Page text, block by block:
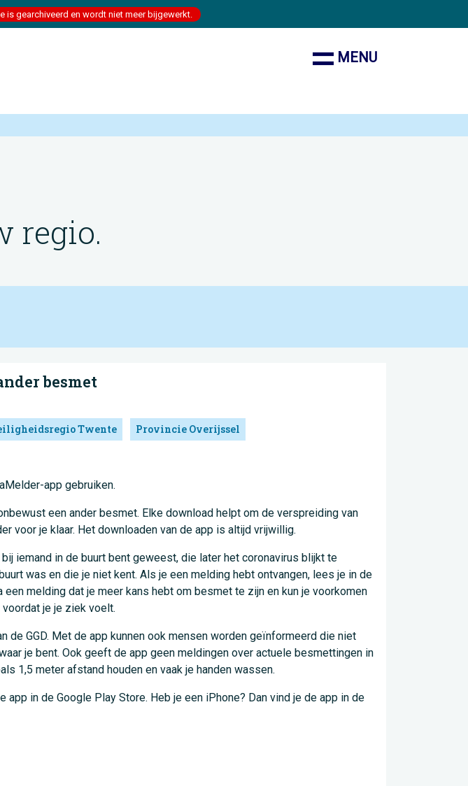
is gearchiveerd en wordt niet meer bijgewerkt.
MENU
regio.
besmet
Twente Provincie Overijssel
app gebruiken.
een ander besmet. Elke download helpt om de verspreiding van
voor je klaar. Het downloaden van de app is altijd vrijwillig.
iemand in de buurt bent geweest, die later het coronavirus blijkt te
was en die je niet kent. Als je een melding hebt ontvangen, lees je in de
melding dat je meer kans hebt om besmet te zijn en kun je voorkomen
je je ziek voelt.
GGD. Met de app kunnen ook mensen worden geïnformeerd die niet
je bent. Ook geeft de app geen meldingen over actuele besmettingen in
1,5 meter afstand houden en vaak je handen wassen.
in de Google Play Store. Heb je een iPhone? Dan vind je de app in de